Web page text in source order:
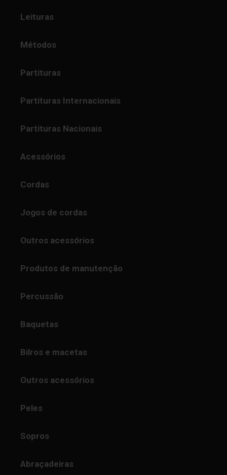
Leituras
Métodos
Partituras
Partituras Internacionais
Partituras Nacionais
Acessórios
Cordas
Jogos de cordas
Outros acessórios
Produtos de manutenção
Percussão
Baquetas
Bilros e macetas
Outros acessórios
Peles
Sopros
Abraçadeiras